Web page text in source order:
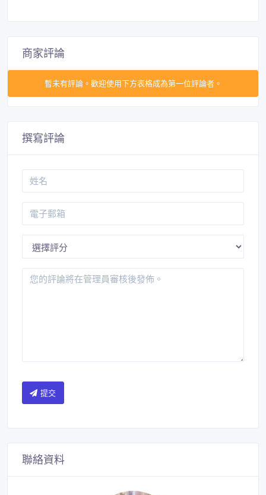
商家評論
暫未有評論。歡迎使用下方表格成為第一位評論者。
撰寫評論
提交
聯絡資料